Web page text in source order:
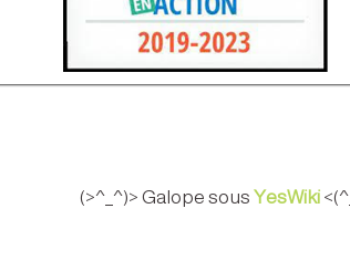
(>^_^)> Galope sous YesWiki